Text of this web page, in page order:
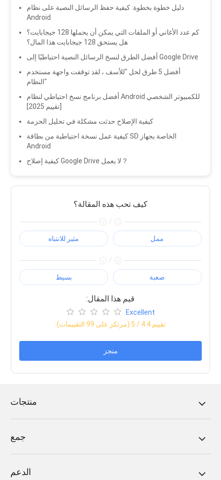
دليل خطوة بخطوة: كيفية حفظ الرسائل النصية على نظام
Android
كم عدد الأغاني أو الملفات التي يمكن أن يحملها 128 جيجابايت؟
هل يستحق 128 جيجابايت هذا المال؟
أفضل الطرق لنسخ الرسائل النصية احتياطيًا إلى Google Drive
أفضل 5 طرق لحل "للأسف ، لقد توقفت واجهة مستخدم
النظام"
أفضل برنامج نسخ احتياطي لنظام Android للكمبيوتر الشخصي
[تقييم 2025]
كيفية الإصلاح حدثت مشكلة في تحليل الحزمة
كيفية عمل نسخة احتياطية من بطاقة SD الخاصة بجهاز
Android
كيفية إصلاح Google Drive لا يعمل？
كيف تحب هذه المقالة؟
/
مثير للانتباه ممل
/
بسيط صعبة
:قيم هذا المقال
Excellent
:تقييم 4.4 / 5 (مرتكز على 99 التقييمات)
منجز
منتجات
جمع
الدعم